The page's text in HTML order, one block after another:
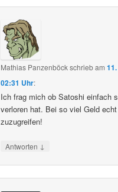
Mathias Panzenböckschriebam
02:31 Uhr:
Ich frag mich ob Satoshi einfach
verloren hat. Bei so viel Geld
zuzugreifen!
Antworten ↓